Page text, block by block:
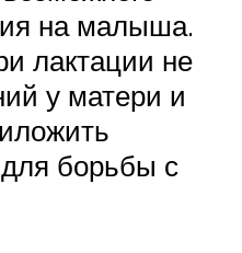
на малыша.
лактации не
у матери и
борьбы с